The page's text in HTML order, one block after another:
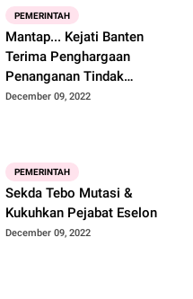
PEMERINTAH
Mantap... Kejati Banten
Terima Penghargaan
Penanganan Tindak
Pindana Korupsi Terbaik
December 09, 2022
PEMERINTAH
Sekda Tebo Mutasi &
Kukuhkan Pejabat Eselon
December 09, 2022